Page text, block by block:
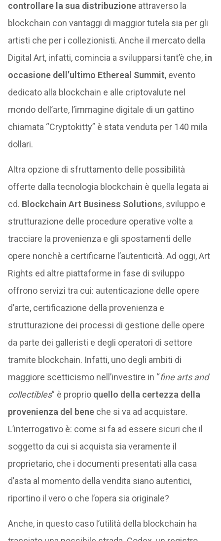
controllare la sua distribuzioneattraverso la
blockchain con vantaggi di maggior tutela sia per gli
artisti che per i collezionisti. Anche il mercato della
Digital Art, infatti, comincia a svilupparsi tant’è che, in
occasione dell’ultimo Ethereal Summit, evento
dedicato alla blockchain e alle criptovalute nel
mondo dell’arte, l’immagine digitale di un gattino
chiamata “Cryptokitty” è stata venduta per 140 mila
dollari.
Altra opzione di sfruttamento delle possibilità
offerte dalla tecnologia blockchain è quella legata ai
cd. Blockchain Art Business Solutions, sviluppo e
strutturazione delle procedure operative volte a
tracciare la provenienza e gli spostamenti delle
opere nonchè a certificarne l’autenticità. Ad oggi, Art
Rights ed altre piattaforme in fase di sviluppo
offrono servizi tra cui: autenticazione delle opere
d’arte, certificazione della provenienza e
strutturazione dei processi di gestione delle opere
da parte dei galleristi e degli operatori di settore
tramite blockchain. Infatti, uno degli ambiti di
maggiore scetticismo nell’investire in “fine arts and
collectibles” è proprio quello della certezza della
provenienza del beneche si va ad acquistare.
L’interrogativo è: come si fa ad essere sicuri che il
soggetto da cui si acquista sia veramente il
proprietario, che i documenti presentati alla casa
d’asta al momento della vendita siano autentici,
riportino il vero o che l’opera sia originale?
Anche, in questo caso l’utilità della blockchain ha